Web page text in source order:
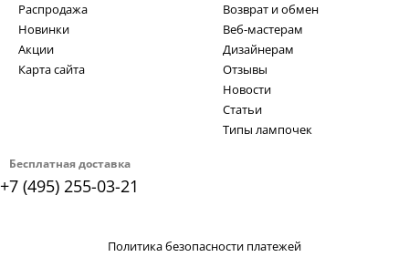
Бесплатная доставка
+7 (495) 255-03-21
Распродажа
Новинки
Акции
Карта сайта
Возврат и обмен
Веб-мастерам
Дизайнерам
Отзывы
Новости
Статьи
Типы лампочек
Политика безопасности платежей